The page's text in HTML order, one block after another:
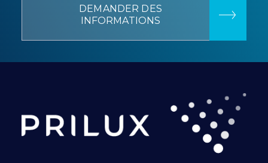
DEMANDER DES
INFORMATIONS